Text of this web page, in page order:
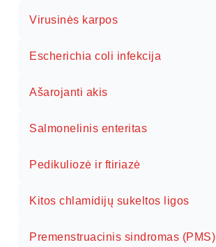
Virusinės karpos
Escherichia coli infekcija
Ašarojanti akis
Salmonelinis enteritas
Pedikuliozė ir ftiriazė
Kitos chlamidijų sukeltos ligos
Premenstruacinis sindromas (PMS)